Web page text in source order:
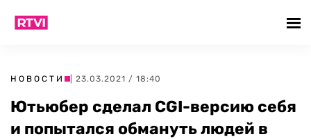
НОВОСТИ | 23.03.2021 / 18:40
Ютьюбер сделал CGI-версию себя
и попытался обмануть людей в